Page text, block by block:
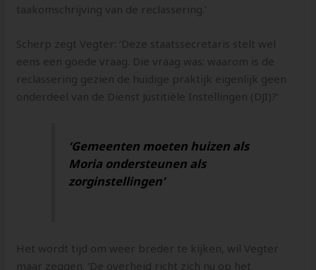
taakomschrijving van de reclassering.’
Scherp zegt Vegter: ‘Deze staatssecretaris stelt wel
eens een goede vraag. Die vraag was: waarom is de
reclassering gezien de huidige praktijk eigenlijk geen
onderdeel van de Dienst Justitiële Instellingen (DJI)?’
‘Gemeenten moeten huizen als
Moria ondersteunen als
zorginstellingen’
Het wordt tijd om weer breder te kijken, wil Vegter
maar zeggen. ‘De overheid richt zich nu op het